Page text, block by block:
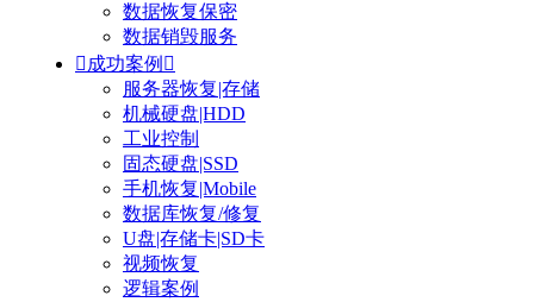
数据恢复保密
数据销毁服务
 成功案例 
服务器恢复|存储
机械硬盘|HDD
工业控制
固态硬盘|SSD
手机恢复|Mobile
数据库恢复/修复
U盘|存储卡|SD卡
视频恢复
逻辑案例